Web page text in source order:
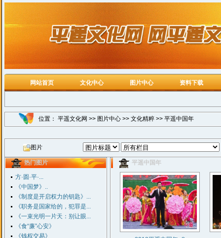
网站首页 文化中心 图片中心 资料下载
位置： 平遥文化网 >> 图片中心 >> 文化精粹 >> 平遥中国年
图片
热门图片
方·圆·平·...
《中国梦》..
《制度是开启权力的钥匙》...
《职务是国家给的，犯罪是...
《一束光明一片天：别让眼...
《食“廉”心安》
《钱权交易》
平遥中国年